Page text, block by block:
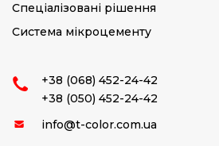
Спеціалізовані рішення
Система мікроцементу
+38 (068) 452-24-42
+38 (050) 452-24-42
info@t-color.com.ua